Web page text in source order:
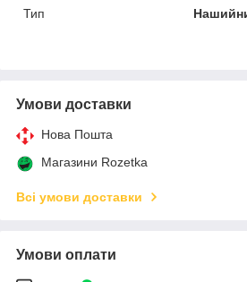
Тип
Умови доставки
Нова Пошта
Магазини Rozetka
Всі умови доставки
Умови оплати